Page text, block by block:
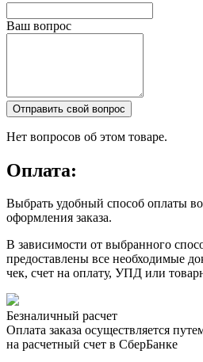
Ваш вопрос
Отправить свой вопрос
Нет вопросов об этом товаре.
Оплата:
Выбрать удобный способ оплаты
оформления заказа.
В зависимости от выбранного
предоставлены все необходимые
чек, счет на оплату, УПД или
Безналичный расчет
Оплата заказа осуществляется
на расчетный счет в СберБанке